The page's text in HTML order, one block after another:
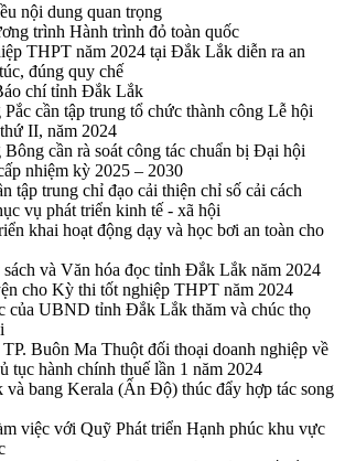
nội dung quan trọng
trình Hành trình đỏ toàn quốc
THPT năm 2024 tại Đắk Lắk diễn ra an
đúng quy chế
chí tỉnh Đắk Lắk
cần tập trung tổ chức thành công Lễ hội
II, năm 2024
cần rà soát công tác chuẩn bị Đại hội
nhiệm kỳ 2025 – 2030
tập trung chỉ đạo cải thiện chỉ số cải cách
vụ phát triển kinh tế - xã hội
khai hoạt động dạy và học bơi an toàn cho
và Văn hóa đọc tỉnh Đắk Lắk năm 2024
cho Kỳ thi tốt nghiệp THPT năm 2024
của UBND tỉnh Đắk Lắk thăm và chúc thọ
Buôn Ma Thuột đối thoại doanh nghiệp về
tục hành chính thuế lần 1 năm 2024
bang Kerala (Ấn Độ) thúc đẩy hợp tác song
việc với Quỹ Phát triển Hạnh phúc khu vực